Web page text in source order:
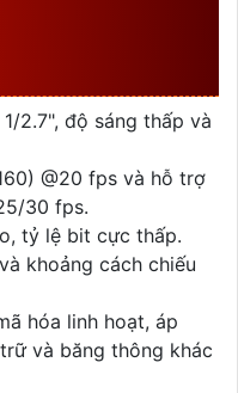
2.7", độ sáng thấp và
@20 fps và hỗ trợ
30 fps.
tỷ lệ bit cực thấp.
khoảng cách chiếu
hóa linh hoạt, áp
và băng thông khác